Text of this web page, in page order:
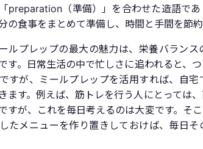
preparation（準備）」を合わせた造語で
の食事をまとめて準備し、時間と手間を節約
ルプレップの最大の魅力は、栄養バラン
す。日常生活の中で忙しさに追われると、
すが、ミールプレップを活用すれば、自
ます。例えば、筋トレを行う人にとっては
すが、これを毎日考えるのは大変です。そ
たメニューを作り置きしておけば、毎日